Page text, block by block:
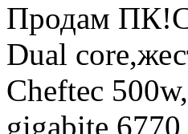
Продам
Dual
Cheftec
gigabite 6770